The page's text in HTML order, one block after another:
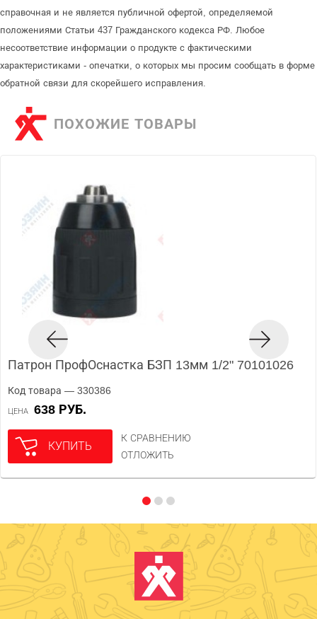
справочная и не является публичной офертой, определяемой
положениями Статьи 437 Гражданского кодекса РФ. Любое
несоответствие информации о продукте с фактическими
характеристиками - опечатки, о которых мы просим сообщать в форме
обратной связи для скорейшего исправления.
ПОХОЖИЕ ТОВАРЫ
Патрон ПрофОснастка БЗП 13мм 1/2" 70101026
Код товара — 330386
ЦЕНА 638 РУБ.
КУПИТЬ
К СРАВНЕНИЮ
ОТЛОЖИТЬ